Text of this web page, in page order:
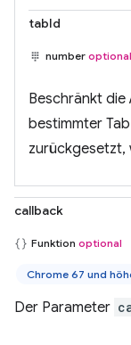
tabId
number optional
Beschränkt die
bestimmter
zurückgesetzt,
callback
Funktion optional
Chrome 67 und
Der Parameter